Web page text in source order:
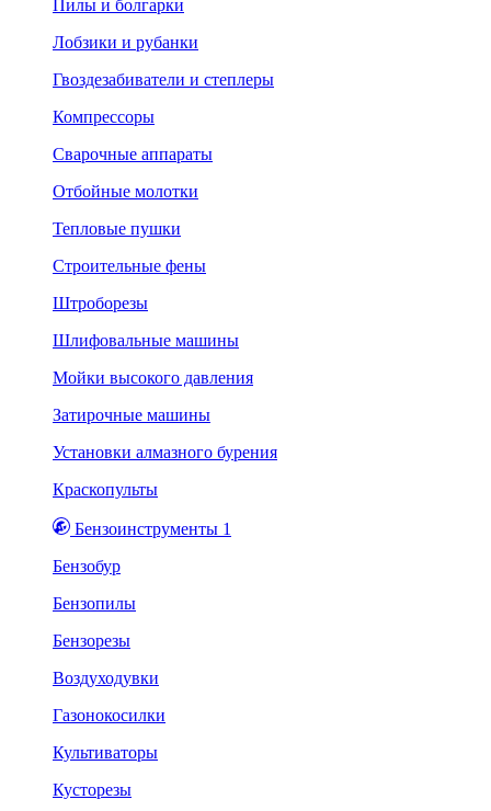
Пилы и болгарки
Лобзики и рубанки
Гвоздезабиватели и степлеры
Компрессоры
Сварочные аппараты
Отбойные молотки
Тепловые пушки
Строительные фены
Штроборезы
Шлифовальные машины
Мойки высокого давления
Затирочные машины
Установки алмазного бурения
Краскопульты
Бензоинструменты 1
Бензобур
Бензопилы
Бензорезы
Воздуходувки
Газонокосилки
Культиваторы
Кусторезы